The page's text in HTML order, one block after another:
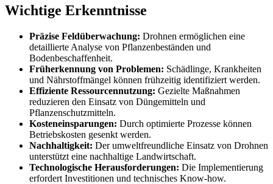
Wichtige Erkenntnisse
Präzise Feldüberwachung: Drohnen ermöglichen eine
detaillierte Analyse von Pflanzenbeständen und
Bodenbeschaffenheit.
Früherkennung von Problemen: Schädlinge, Krankheiten
und Nährstoffmängel können frühzeitig identifiziert werden.
Effiziente Ressourcennutzung: Gezielte Maßnahmen
reduzieren den Einsatz von Düngemitteln und
Pflanzenschutzmitteln.
Kosteneinsparungen: Durch optimierte Prozesse können
Betriebskosten gesenkt werden.
Nachhaltigkeit: Der umweltfreundliche Einsatz von Drohnen
unterstützt eine nachhaltige Landwirtschaft.
Technologische Herausforderungen: Die Implementierung
erfordert Investitionen und technisches Know-how.